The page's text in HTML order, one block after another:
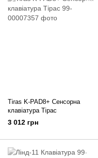
Tiras K-PAD8+ Сенсорна
клавіатура Тірас
3 012 грн